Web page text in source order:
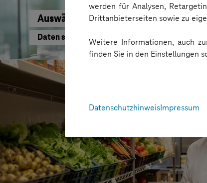
werden für Analysen,
Drittanbieterseiten sowie zu
Weitere Informationen, auch
finden Sie in den Einstellungen
DatenschutzhinweisImpressum
Auswärtiges Amt
Daten schneller nutzen